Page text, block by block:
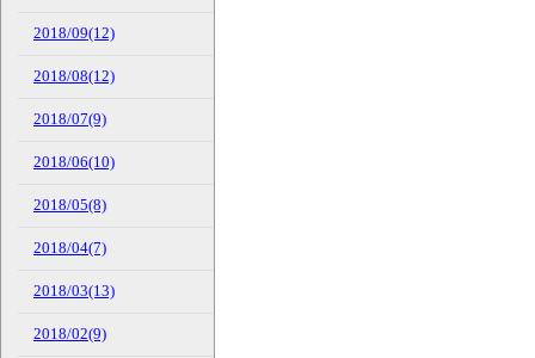
2018/09(12)
2018/08(12)
2018/07(9)
2018/06(10)
2018/05(8)
2018/04(7)
2018/03(13)
2018/02(9)